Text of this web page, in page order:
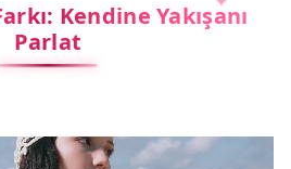
Kendine Yakışanı
Parlat